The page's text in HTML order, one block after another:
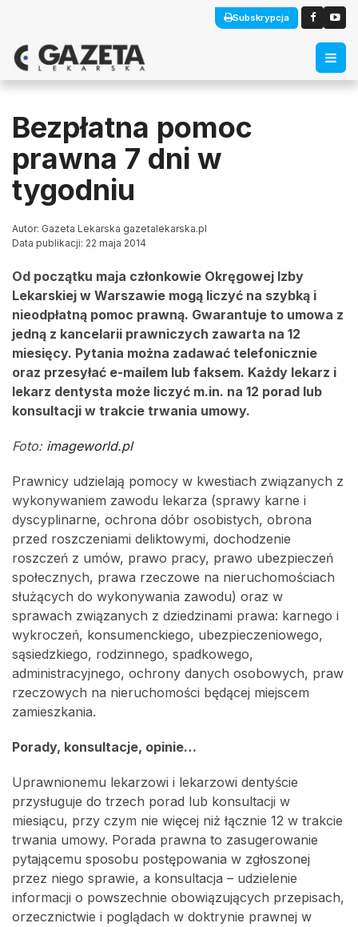
Subskrypcja
Bezpłatna pomoc
prawna 7 dni w
tygodniu
Autor: Gazeta Lekarska gazetalekarska.pl
Data publikacji: 22 maja 2014
Od początku maja członkowie Okręgowej Izby
Lekarskiej w Warszawie mogą liczyć na szybką i
nieodpłatną pomoc prawną. Gwarantuje to umowa z
jedną z kancelarii prawniczych zawarta na 12
miesięcy. Pytania można zadawać telefonicznie
oraz przesyłać e-mailem lub faksem. Każdy lekarz i
lekarz dentysta może liczyć m.in. na 12 porad lub
konsultacji w trakcie trwania umowy.
Foto: imageworld.pl
Prawnicy udzielają pomocy w kwestiach związanych z
wykonywaniem zawodu lekarza (sprawy karne i
dyscyplinarne, ochrona dóbr osobistych, obrona
przed roszczeniami deliktowymi, dochodzenie
roszczeń z umów, prawo pracy, prawo ubezpieczeń
społecznych, prawa rzeczowe na nieruchomościach
służących do wykonywania zawodu) oraz w
sprawach związanych z dziedzinami prawa: karnego i
wykroczeń, konsumenckiego, ubezpieczeniowego,
sąsiedzkiego, rodzinnego, spadkowego,
administracyjnego, ochrony danych osobowych, praw
rzeczowych na nieruchomości będącej miejscem
zamieszkania.
Porady, konsultacje, opinie…
Uprawnionemu lekarzowi i lekarzowi dentyście
przysługuje do trzech porad lub konsultacji w
miesiącu, przy czym nie więcej niż łącznie 12 w trakcie
trwania umowy. Porada prawna to zasugerowanie
pytającemu sposobu postępowania w zgłoszonej
przez niego sprawie, a konsultacja – udzielenie
informacji o powszechnie obowiązujących przepisach,
orzecznictwie i poglądach w doktrynie prawnej w